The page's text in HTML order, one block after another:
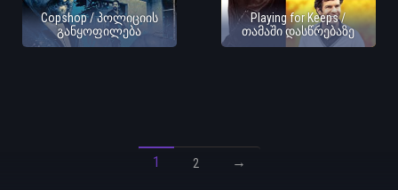
Copshop / პოლიციის
განყოფილება
Playing for Keeps /
თამაში დასწრებაზე
1 2 →